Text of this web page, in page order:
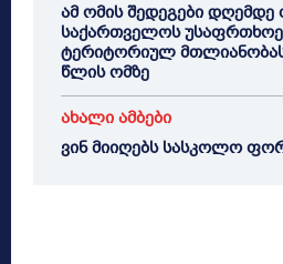
ამ ომის შედეგები დღემდე
საქართველოს
ტერიტორიულ
წლის ომზე
ახალი ამბები
ვინ მიიღებს სასკოლო